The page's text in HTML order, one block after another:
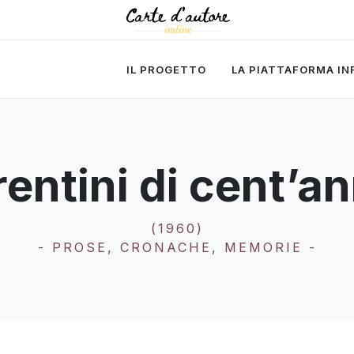
IL PROGETTO LA PIATTAFORMA
di
(1960)
- PROSE, CRONACHE, MEMORIE -